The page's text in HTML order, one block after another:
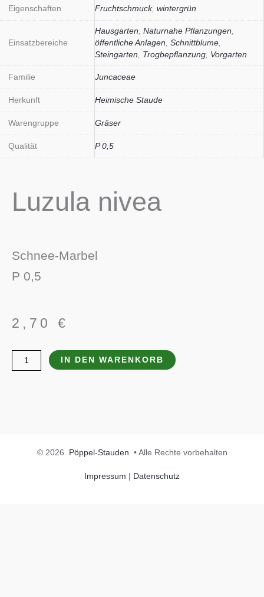
Eigenschaften Fruchtschmuck, wintergrün
Einsatzbereiche
Hausgarten Naturnahe Pflanzungen
öffentliche Anlagen Schnittblume
Steingarten
Trogbepflanzung Vorgarten
Familie Juncaceae
Herkunft Heimische Staude
Warengruppe Gräser
Qualität P 0,5
Luzula nivea
Schnee-Marbel
P 0,5
2,70 €
Luzula
nivea
IN DEN WARENKORB
© 2026 Pöppel-Stauden • Alle Rechte vorbehalten
Impressum | Datenschutz